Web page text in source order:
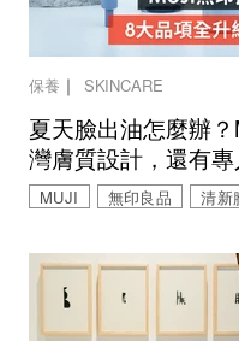
保養 ｜ SKINCARE
夏天臉出油怎麼辦
灣膚質設計，還有專
MUJI 無印良品 清新